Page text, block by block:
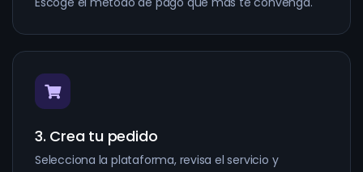
3. Crea tu pedido
Selecciona la plataforma, revisa el servicio y